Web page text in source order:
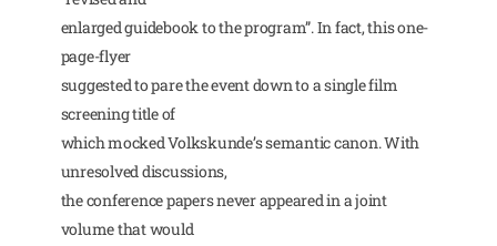
enlarged guidebook to the program”. In fact, this one-
page-flyer
suggested to pare the event down to a single film
screening title of
which mocked Volkskunde’s semantic canon. With
unresolved discussions,
the conference papers never appeared in a joint
volume that would